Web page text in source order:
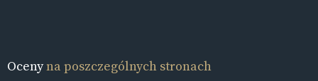
Ocenyna poszczególnych stronach